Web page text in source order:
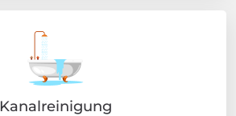
Kanalreinigung